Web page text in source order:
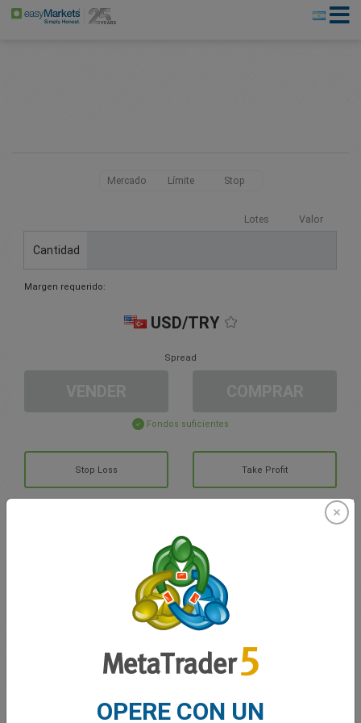
Mercado Límite Stop
Lotes Valor
Cantidad
Margen requerido:
USD/TRY
Spread
Fondos suficientes
Stop Loss Take Profit
Cree una cuenta de trading
OPERE CON UN